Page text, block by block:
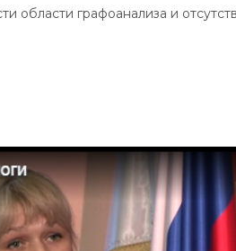
области графоанализа и